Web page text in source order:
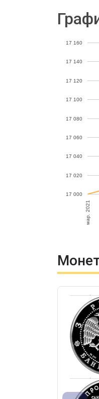
мар. 2021
17 000
17 020
17 040
17 060
17 080
17 100
17 120
17 140
17 160